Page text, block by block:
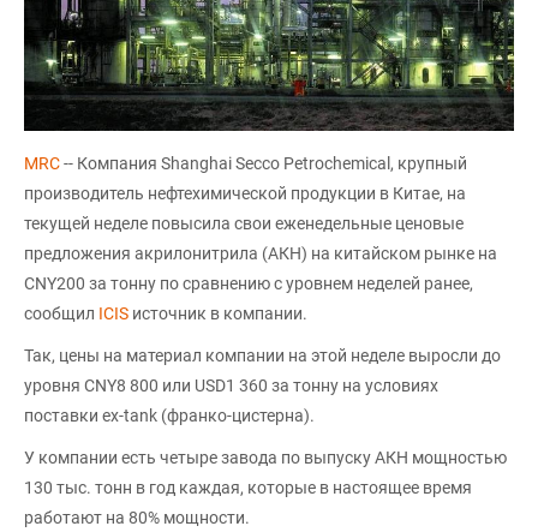
MRC-- Компания Shanghai Secco Petrochemical, крупный
производитель нефтехимической продукции в Китае, на
текущей неделе повысила свои еженедельные ценовые
предложения акрилонитрила (АКН) на китайском рынке на
CNY200 за тонну по сравнению с уровнем неделей ранее,
сообщил ICIS источник в компании.
Так, цены на материал компании на этой неделе выросли до
уровня CNY8 800 или USD1 360 за тонну на условиях
поставки ex-tank (франко-цистерна).
У компании есть четыре завода по выпуску АКН мощностью
130 тыс. тонн в год каждая, которые в настоящее время
работают на 80% мощности.